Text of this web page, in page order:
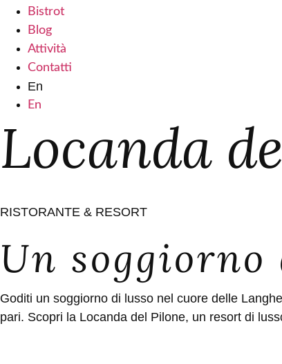
Bistrot
Blog
Attività
Contatti
En
En
Locanda
RISTORANTE & RESORT
Un
Goditi un soggiorno di lusso nel cuore delle
pari. Scopri la Locanda del Pilone, un resort di